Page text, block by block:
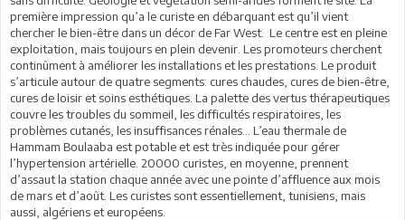
première impression qu’a le curiste en débarquant est qu’il vient
chercher le bien-être dans un décor de Far West. Le centre est en pleine
exploitation, mais toujours en plein devenir. Les promoteurs cherchent
continûment à améliorer les installations et les prestations. Le produit
s’articule autour de quatre segments: cures chaudes, cures de bien-être,
cures de loisir et soins esthétiques. La palette des vertus thérapeutiques
couvre les troubles du sommeil, les difficultés respiratoires, les
problèmes cutanés, les insuffisances rénales… L’eau thermale de
Hammam Boulaaba est potable et est très indiquée pour gérer
l’hypertension artérielle. 20000 curistes, en moyenne, prennent
d’assaut la station chaque année avec une pointe d’affluence aux mois
de mars et d’août. Les curistes sont essentiellement, tunisiens, mais
aussi, algériens et européens.